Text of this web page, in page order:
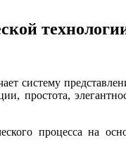
систему
простота,
процесса на